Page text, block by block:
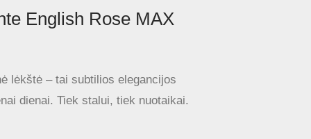
English Rose MAX
lėkštė – tai subtilios elegancijos
dienai. Tiek stalui, tiek nuotaikai.